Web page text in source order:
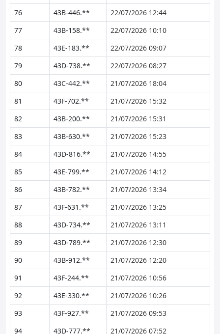
76
43B-446.**
22/07/2026 12:44
77
43B-158.**
22/07/2026 10:10
78
43E-183.**
22/07/2026 09:07
79
43D-738.**
22/07/2026 08:27
80
43C-442.**
21/07/2026 18:04
81
43F-702.**
21/07/2026 15:32
82
43B-200.**
21/07/2026 15:31
83
43B-630.**
21/07/2026 15:23
84
43D-816.**
21/07/2026 14:55
85
43E-799.**
21/07/2026 14:12
86
43B-782.**
21/07/2026 13:34
87
43F-631.**
21/07/2026 13:25
88
43D-734.**
21/07/2026 13:11
89
43D-789.**
21/07/2026 12:30
90
43B-912.**
21/07/2026 12:20
91
43F-244.**
21/07/2026 10:56
92
43E-330.**
21/07/2026 10:26
93
43F-927.**
21/07/2026 09:53
94
43D-777.**
21/07/2026 07:52